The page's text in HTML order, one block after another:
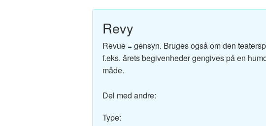
Italiensk-Dansk ordbog
Revy
Revue = gensyn. Bruges også om den
f.eks. årets begivenheder gengives på en
måde.
Del med andre:
Type: